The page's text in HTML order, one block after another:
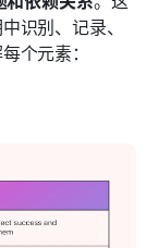
识别、记录、
个元素：